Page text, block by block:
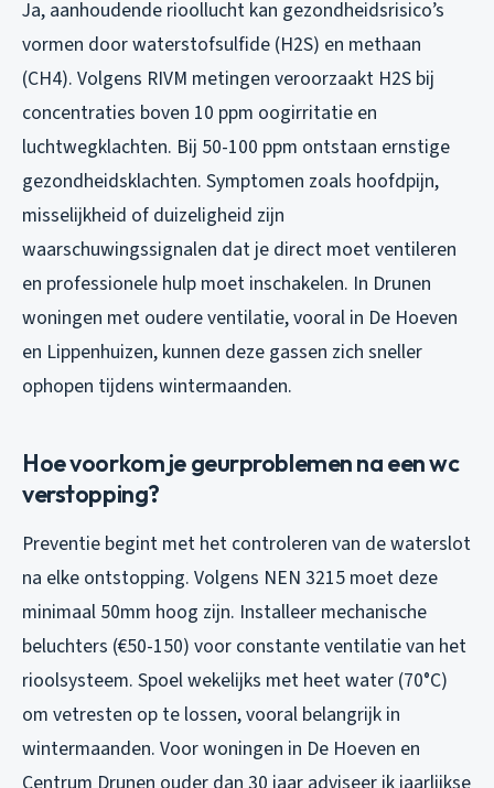
Ja, aanhoudende rioollucht kan gezondheidsrisico’s
vormen door waterstofsulfide (H2S) en methaan
(CH4). Volgens RIVM metingen veroorzaakt H2S bij
concentraties boven 10 ppm oogirritatie en
luchtwegklachten. Bij 50-100 ppm ontstaan ernstige
gezondheidsklachten. Symptomen zoals hoofdpijn,
misselijkheid of duizeligheid zijn
waarschuwingssignalen dat je direct moet ventileren
en professionele hulp moet inschakelen. In Drunen
woningen met oudere ventilatie, vooral in De Hoeven
en Lippenhuizen, kunnen deze gassen zich sneller
ophopen tijdens wintermaanden.
Hoe voorkom je geurproblemen na een wc
verstopping?
Preventie begint met het controleren van de waterslot
na elke ontstopping. Volgens NEN 3215 moet deze
minimaal 50mm hoog zijn. Installeer mechanische
beluchters (€50-150) voor constante ventilatie van het
rioolsysteem. Spoel wekelijks met heet water (70°C)
om vetresten op te lossen, vooral belangrijk in
wintermaanden. Voor woningen in De Hoeven en